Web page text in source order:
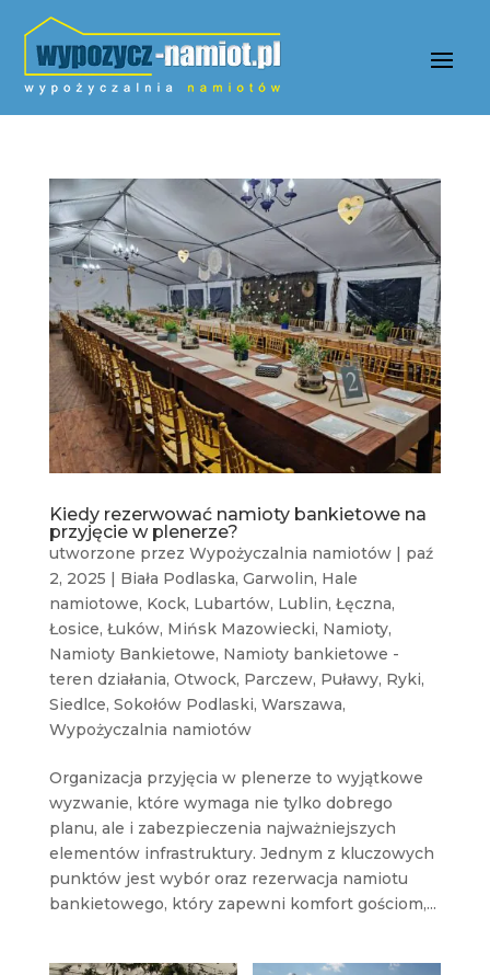
Kiedy rezerwować namioty bankietowe na
przyjęcie w plenerze?
utworzone przez Wypożyczalnia namiotów| paź
2, 2025 | Biała Podlaska, Garwolin, Hale
namiotowe, Kock, Lubartów, Lublin, Łęczna,
Łosice, Łuków, Mińsk Mazowiecki, Namioty,
Namioty Bankietowe, Namioty bankietowe -
teren działania, Otwock, Parczew, Puławy, Ryki,
Siedlce, Sokołów Podlaski, Warszawa,
Wypożyczalnia namiotów
Organizacja przyjęcia w plenerze to wyjątkowe
wyzwanie, które wymaga nie tylko dobrego
planu, ale i zabezpieczenia najważniejszych
elementów infrastruktury. Jednym z kluczowych
punktów jest wybór oraz rezerwacja namiotu
bankietowego, który zapewni komfort gościom,...